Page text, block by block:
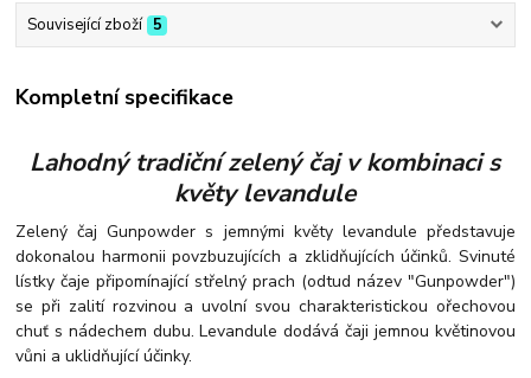
Související zboží 5
Kompletní specifikace
Lahodný tradiční zelený čaj v kombinaci s
květy levandule
Zelený čaj Gunpowder s jemnými květy levandule představuje
dokonalou harmonii povzbuzujících a zklidňujících účinků. Svinuté
lístky čaje připomínající střelný prach (odtud název "Gunpowder")
se při zalití rozvinou a uvolní svou charakteristickou ořechovou
chuť s nádechem dubu. Levandule dodává čaji jemnou květinovou
vůni a uklidňující účinky.